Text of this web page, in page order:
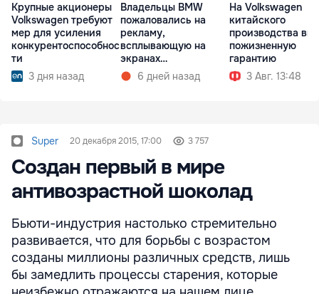
Крупные акционеры
Volkswagen требуют
мер для усиления
конкурентоспособнос
ти
3 дня назад
Владельцы BMW
пожаловались на
рекламу,
всплывающую на
экранах
мультимедиа при
запуске
6 дней назад
На Volkswagen
китайского
производства
пожизненную
гарантию
3 Авг. 13:48
Super 20 декабря 2015, 17:00 3 757
Создан первый в мире
антивозрастной шоколад
Бьюти-индустрия настолько стремительно
развивается, что для борьбы с возрастом
созданы миллионы различных средств, лишь
бы замедлить процессы старения, которые